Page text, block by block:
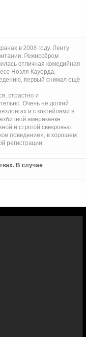
в 2008 году. Ленту
Режиссёром
отличная комедийная
Ноэля Кауорда,
первый снимал ещё
страстно и
Очень не долгий
и с коктейлями в
американке
и строгой свекровью.
поведение», в хорошем
регистрации.
В случае